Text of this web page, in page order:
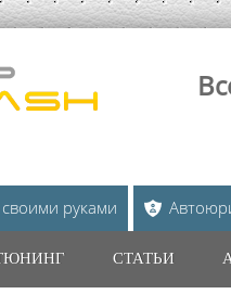
руками
СТАТЬИ